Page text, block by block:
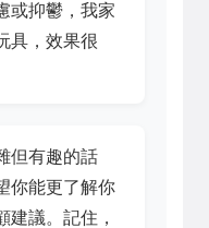
或抑鬱，我家
具，效果很
但有趣的話
你能更了解你
建議。記住，